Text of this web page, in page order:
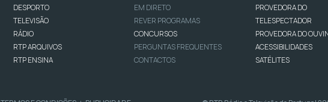
DESPORTO
TELEVISÃO
RÁDIO
RTP ARQUIVOS
RTP ENSINA
EM DIRETO
REVER PROGRAMAS
CONCURSOS
PERGUNTAS FREQUENTES
CONTACTOS
PROVEDORA DO
TELESPECTADOR
PROVEDORA DO
ACESSIBILIDADES
SATÉLITES